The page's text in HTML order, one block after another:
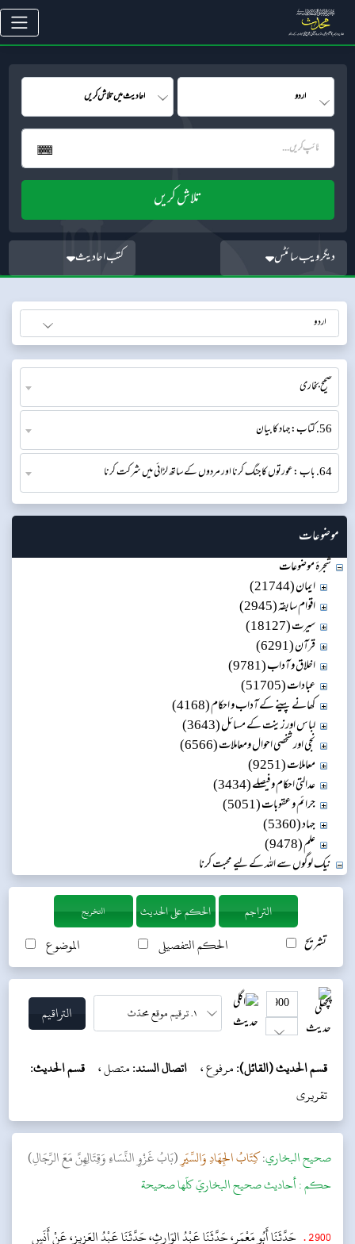
دیگر ویب سائٹس کتب احادیث
صحیح بخاری
56. کتاب: جہاد کا بیان
64. باب : عورتوں کا جنگ کرنا اور مردوں کے ساتھ لڑائی میں شرکت کرنا
موضوعات
شجرۂ موضوعات
ایمان (21744)
اقوام سابقہ (2945)
سیرت (18127)
قرآن (6291)
اخلاق و آداب (9781)
عبادات (51705)
کھانے پینے کے آداب و احکام (4168)
لباس اور زینت کے مسائل (3643)
نجی اور شخصی احوال ومعاملات (6566)
معاملات (9251)
عدالتی احکام و فیصلے (3434)
جرائم و عقوبات (5051)
جہاد (5360)
علم (9478)
نیک لوگوں سے اللہ کے لیے محبت کرنا
تشریح الحکم التفصیلی الموضوع
التخريج
قسم الحديث (القائل):مرفوع ، اتصال السند:متصل ، قسم الحديث:
تقریری
‌صحيح البخاري:كِتَابُ الجِهَادِ وَالسِّيَرِ(بَابُ غَزْوِ النِّسَاءِ وَقِتَالِهِنَّ مَعَ الرِّجَالِ)
حکم :أحاديث صحيح البخاريّ كلّها صحيحة
2900
. حَدَّثَنَا أَبُو مَعْمَرٍ، حَدَّثَنَا عَبْدُ الوَارِثِ، حَدَّثَنَا عَبْدُ العَزِيزِ، عَنْ أَنَسٍ